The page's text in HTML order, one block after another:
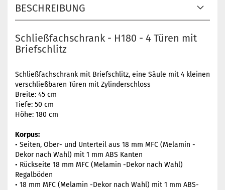
BESCHREIBUNG
Schließfachschrank - H180 - 4 Türen mit
Briefschlitz
Schließfachschrank mit Briefschlitz, eine Säule mit 4 kleinen
verschließbaren Türen mit Zylinderschloss
Breite: 45 cm
Tiefe: 50 cm
Höhe: 180 cm
Korpus:
• Seiten, Ober- und Unterteil aus 18 mm MFC (Melamin -
Dekor nach Wahl) mit 1 mm ABS Kanten
• Rückseite 18 mm MFC (Melamin -Dekor nach Wahl)
Regalböden
• 18 mm MFC (Melamin -Dekor nach Wahl) mit 1 mm ABS-